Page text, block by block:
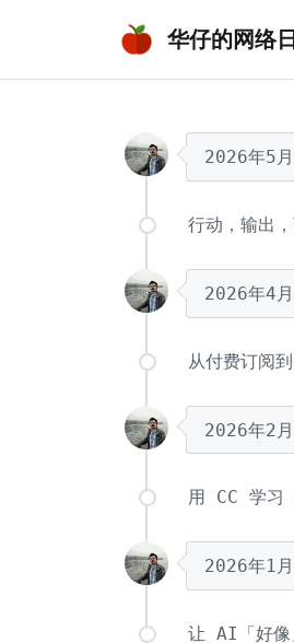
华仔的网络
2026年5月
行动，输出
2026年4月
从付费订阅
2026年2月
用 CC 学
2026年1月
让 AI「好像